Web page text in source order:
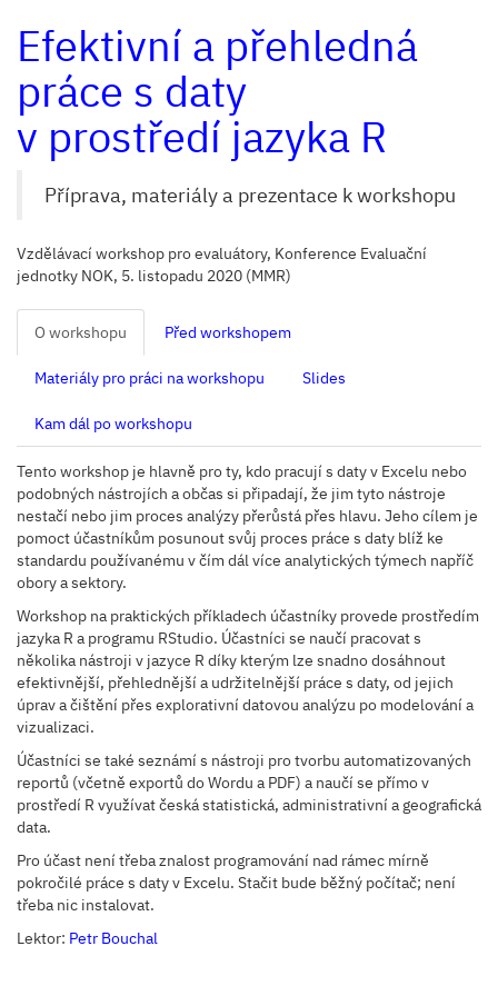
Efektivní a přehledná
práce s daty
v prostředí jazyka R
Příprava, materiály a prezentace k workshopu
Vzdělávací workshop pro evaluátory, Konference Evaluační
jednotky NOK, 5. listopadu 2020 (MMR)
O workshopu Před workshopem
Materiály pro práci na workshopu Slides
Kam dál po workshopu
Tento workshop je hlavně pro ty, kdo pracují s daty v Excelu nebo
podobných nástrojích a občas si připadají, že jim tyto nástroje
nestačí nebo jim proces analýzy přerůstá přes hlavu. Jeho cílem je
pomoct účastníkům posunout svůj proces práce s daty blíž ke
standardu používanému v čím dál více analytických týmech napříč
obory a sektory.
Workshop na praktických příkladech účastníky provede prostředím
jazyka R a programu RStudio. Účastníci se naučí pracovat s
několika nástroji v jazyce R díky kterým lze snadno dosáhnout
efektivnější, přehlednější a udržitelnější práce s daty, od jejich
úprav a čištění přes explorativní datovou analýzu po modelování a
vizualizaci.
Účastníci se také seznámí s nástroji pro tvorbu automatizovaných
reportů (včetně exportů do Wordu a PDF) a naučí se přímo v
prostředí R využívat česká statistická, administrativní a geografická
data.
Pro účast není třeba znalost programování nad rámec mírně
pokročilé práce s daty v Excelu. Stačit bude běžný počítač; není
třeba nic instalovat.
Lektor: Petr Bouchal